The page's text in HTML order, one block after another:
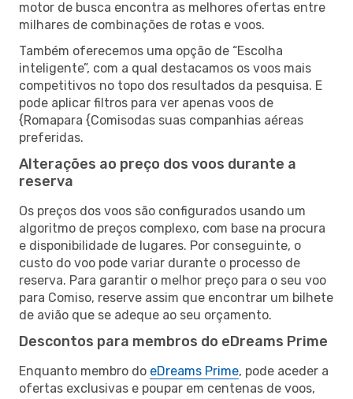
motor de busca encontra as melhores ofertas entre
milhares de combinações de rotas e voos.
Também oferecemos uma opção de “Escolha
inteligente”, com a qual destacamos os voos mais
competitivos no topo dos resultados da pesquisa. E
pode aplicar filtros para ver apenas voos de
{Romapara {Comisodas suas companhias aéreas
preferidas.
Alterações ao preço dos voos durante a
reserva
Os preços dos voos são configurados usando um
algoritmo de preços complexo, com base na procura
e disponibilidade de lugares. Por conseguinte, o
custo do voo pode variar durante o processo de
reserva. Para garantir o melhor preço para o seu voo
para Comiso, reserve assim que encontrar um bilhete
de avião que se adeque ao seu orçamento.
Descontos para membros do eDreams Prime
Enquanto membro do eDreams Prime, pode aceder a
ofertas exclusivas e poupar em centenas de voos,